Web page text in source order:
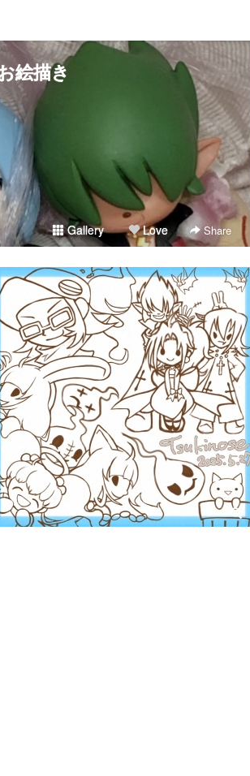
絵描き
Gallery Love Share